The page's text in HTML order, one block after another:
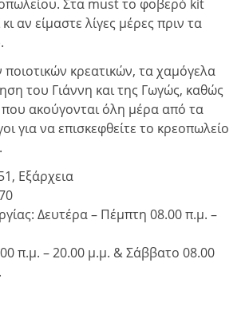
Στα must το φοβερό kit
κι αν είμαστε λίγες μέρες πριν τα
κρεατικών, τα χαμόγελα
του Γιάννη και της Γωγώς, καθώς
που ακούγονται όλη μέρα από τα
για να επισκεφθείτε το κρεοπωλείο
Εξάρχεια
Δευτέρα – Πέμπτη 08.00 π.μ. –
π.μ. – 20.00 μ.μ. & Σάββατο 08.00